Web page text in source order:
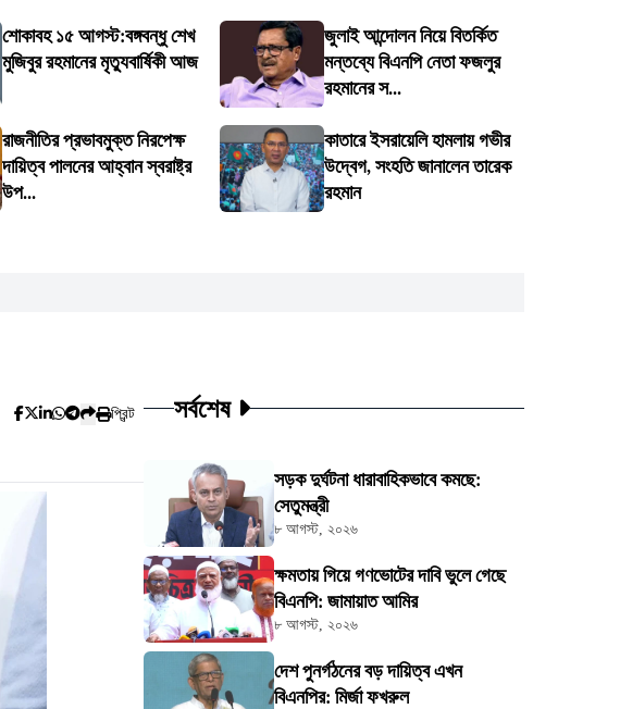
শোকাবহ ১৫ আগস্ট:বঙ্গবন্ধু শেখ
মুজিবুর রহমানের মৃত্যুবার্ষিকী আজ
জুলাই আন্দোলন নিয়ে বিতর্কিত
মন্তব্যে বিএনপি নেতা ফজলুর
রহমানের স...
রাজনীতির প্রভাবমুক্ত নিরপেক্ষ
দায়িত্ব পালনের আহ্বান স্বরাষ্ট্র
উপ...
কাতারে ইসরায়েলি হামলায় গভীর
উদ্বেগ, সংহতি জানালেন তারেক
রহমান
প্রিন্ট সর্বশেষ
সড়ক দুর্ঘটনা ধারাবাহিকভাবে কমছে:
সেতুমন্ত্রী
৮ আগস্ট, ২০২৬
ক্ষমতায় গিয়ে গণভোটের দাবি ভুলে গেছে
বিএনপি: জামায়াত আমির
৮ আগস্ট, ২০২৬
দেশ পুনর্গঠনের বড় দায়িত্ব এখন
বিএনপির: মির্জা ফখরুল